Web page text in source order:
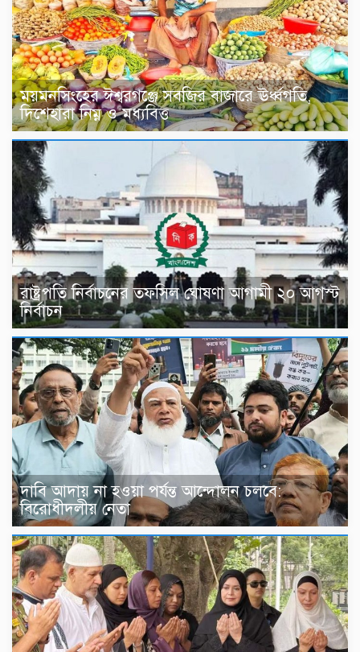
ময়মনসিংহের ঈশ্বরগঞ্জে সবজির বাজারে ঊর্ধ্বগতি,
দিশেহারা নিম্ন ও মধ্যবিত্ত
রাষ্ট্রপতি নির্বাচনের তফসিল ঘোষণা আগামী ২০ আগস্ট
নির্বাচন
দাবি আদায় না হওয়া পর্যন্ত আন্দোলন চলবে:
বিরোধীদলীয় নেতা